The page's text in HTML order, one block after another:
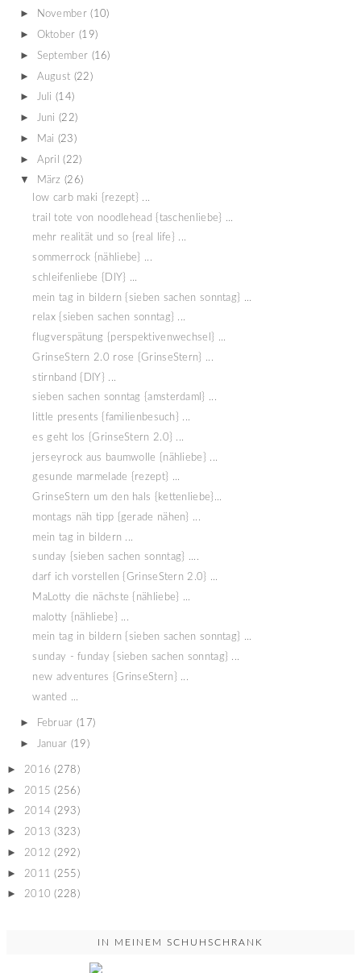
► November (10)
► Oktober (19)
► September (16)
► August (22)
► Juli (14)
► Juni (22)
► Mai (23)
► April (22)
▼ März (26)
low carb maki {rezept} ...
trail tote von noodlehead {taschenliebe} ...
mehr realität und so {real life} ...
sommerrock {nähliebe} ...
schleifenliebe {DIY} ...
mein tag in bildern {sieben sachen sonntag} ...
relax {sieben sachen sonntag} ...
flugverspätung {perspektivenwechsel} ...
GrinseStern 2.0 rose {GrinseStern} ...
stirnband {DIY} ...
sieben sachen sonntag {amsterdaml} ...
little presents {familienbesuch} ...
es geht los {GrinseStern 2.0} ...
jerseyrock aus baumwolle {nähliebe} ...
gesunde marmelade {rezept} ...
GrinseStern um den hals {kettenliebe}...
montags näh tipp {gerade nähen} ...
mein tag in bildern ...
sunday {sieben sachen sonntag} ....
darf ich vorstellen {GrinseStern 2.0} ...
MaLotty die nächste {nähliebe} ...
malotty {nähliebe} ...
mein tag in bildern {sieben sachen sonntag} ...
sunday - funday {sieben sachen sonntag} ...
new adventures {GrinseStern} ...
wanted ...
► Februar (17)
► Januar (19)
► 2016 (278)
► 2015 (256)
► 2014 (293)
► 2013 (323)
► 2012 (292)
► 2011 (255)
► 2010 (228)
IN MEINEM SCHUHSCHRANK